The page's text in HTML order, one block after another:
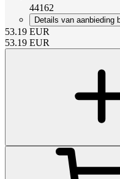
44162
Details van aanbieding
53.19 EUR
53.19 EUR